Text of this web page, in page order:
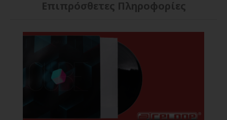
Επιπρόσθετες Πληροφορίες